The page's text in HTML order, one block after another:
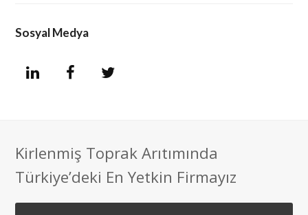
Sosyal Medya
L
k
e
e
b
t
t
Kirlenmiş Toprak Arıtımında
Türkiye’deki En Yetkin Firmayız